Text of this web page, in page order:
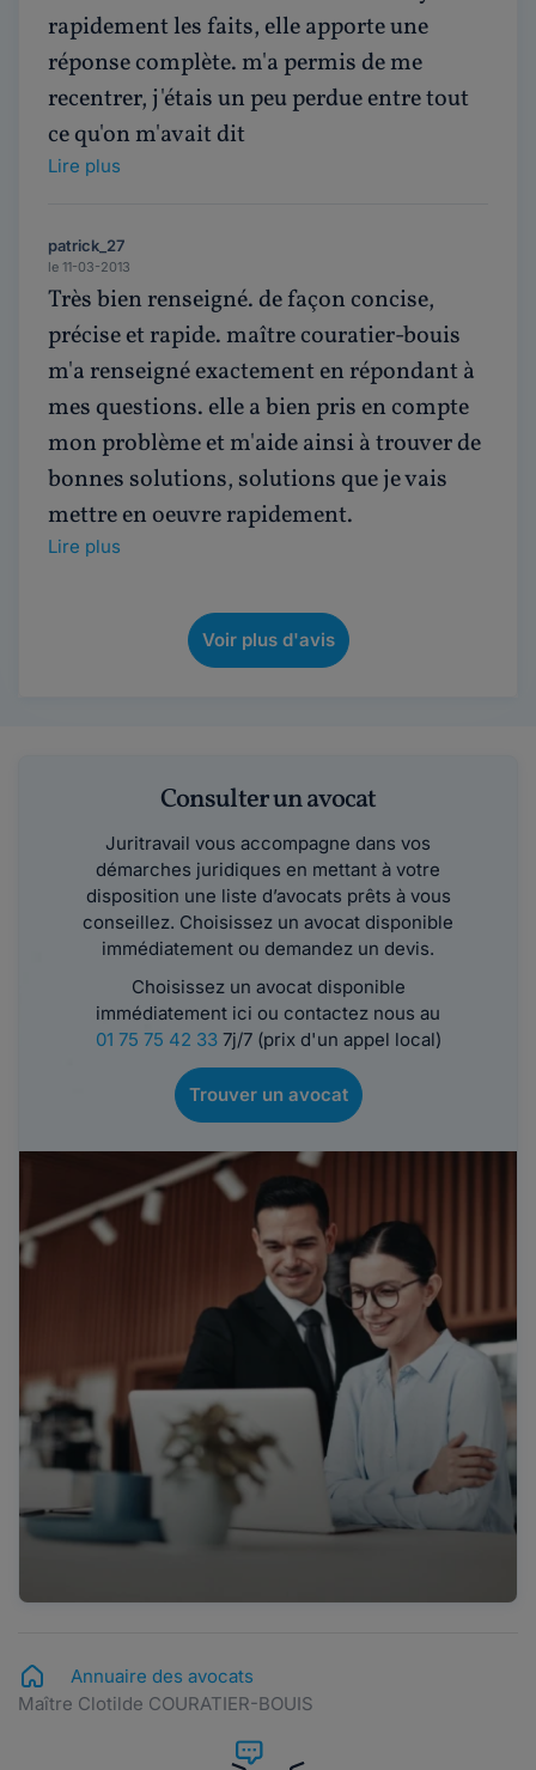
rapidement les faits, elle apporte une
réponse complète. m'a permis de me
recentrer, j'étais un peu perdue entre tout
ce qu'on m'avait dit
Lire plus
patrick_27
le 11-03-2013
Très bien renseigné. de façon concise,
précise et rapide. maître couratier-bouis
m'a renseigné exactement en répondant à
mes questions. elle a bien pris en compte
mon problème et m'aide ainsi à trouver de
bonnes solutions, solutions que je vais
mettre en oeuvre rapidement.
Lire plus
Voir plus d'avis
Consulter un avocat
Juritravail vous accompagne dans vos
démarches juridiques en mettant à votre
disposition une liste d’avocats prêts à vous
conseillez. Choisissez un avocat disponible
immédiatement ou demandez un devis.
Choisissez un avocat disponible
immédiatement ici ou contactez nous au
01 75 75 42 337j/7 (prix d'un appel local)
Trouver un avocat
Annuaire des avocats
Maître Clotilde COURATIER-BOUIS